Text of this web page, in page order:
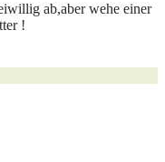
ab,aber wehe einer
!